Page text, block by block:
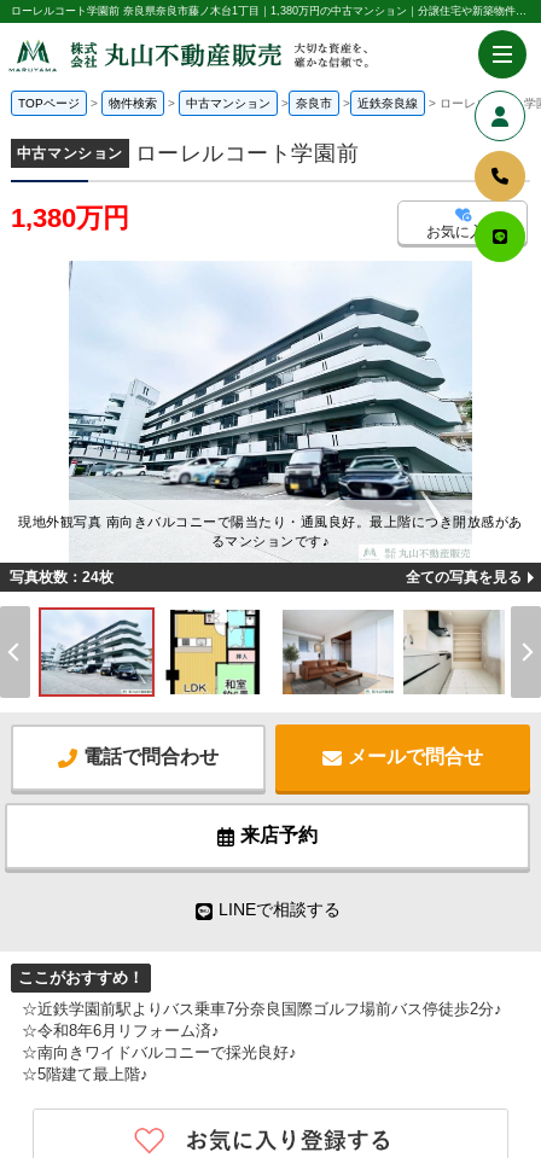
ローレルコート学園前 奈良県奈良市藤ノ木台1丁目｜1,380万円の中古マンション｜分譲住宅や新築物件｜株式会社丸山不動産販売
TOPページ 物件検索 中古マンション 奈良市 近鉄奈良線 ローレルコート学
中古マンション ローレルコート学園前
1,380万円 お気に入り
現地外観写真 南向きバルコニーで陽当たり・通風良好。最上階につき開放感があ
るマンションです♪
写真枚数：24枚 全ての写真を見る
電話で問合わせ メールで問合せ
来店予約
LINEで相談する
ここがおすすめ！
☆近鉄学園前駅よりバス乗車7分奈良国際ゴルフ場前バス停徒歩2分♪
☆令和8年6月リフォーム済♪
☆南向きワイドバルコニーで採光良好♪
☆5階建て最上階♪